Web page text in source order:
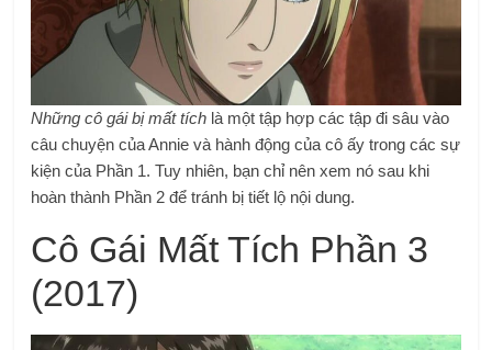
Những cô gái bị mất tích là một tập hợp các tập đi sâu vào
câu chuyện của Annie và hành động của cô ấy trong các sự
kiện của Phần 1. Tuy nhiên, bạn chỉ nên xem nó sau khi
hoàn thành Phần 2 để tránh bị tiết lộ nội dung.
Cô Gái Mất Tích Phần 3
(2017)